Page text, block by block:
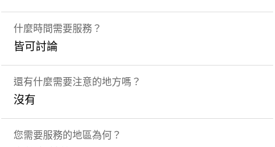
什麼時間需要服務？
皆可討論
還有什麼需要注意的地方嗎？
沒有
您需要服務的地區為何？